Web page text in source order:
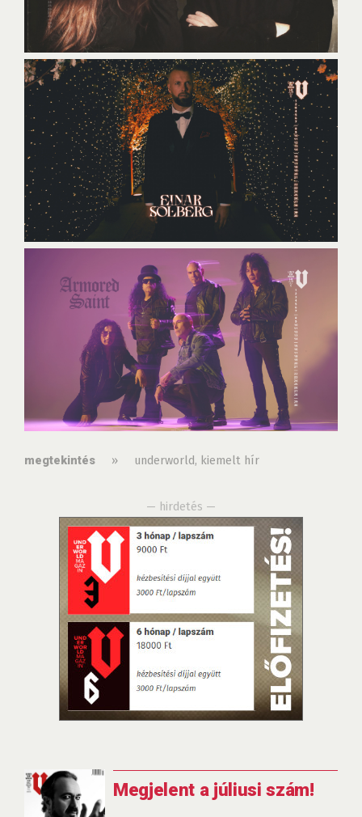
megtekintés » underworld, kiemelt hír
— hirdetés —
Megjelent a júliusi szám!